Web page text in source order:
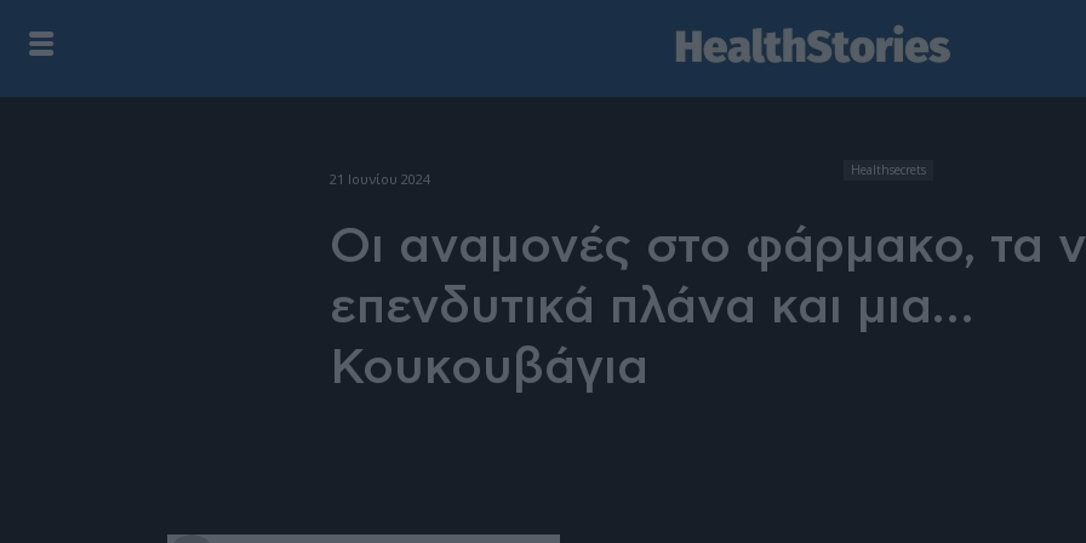
21 Ιουνίου 2024
Healthsecrets
Οι αναμονές στο φάρμακο, τα
επενδυτικά πλάνα και μια…
Κουκουβάγια